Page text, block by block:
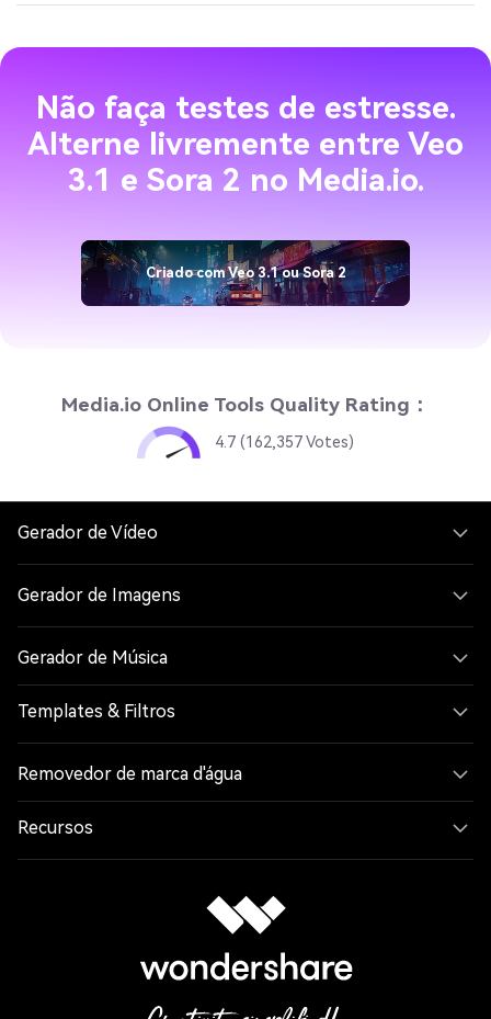
Não faça testes de estresse.
Alterne livremente entre Veo
3.1 e Sora 2 no Media.io.
Criado com Veo 3.1 ou Sora 2
Media.io Online Tools Quality Rating：
4.7 (162,357 Votes)
Gerador de Vídeo
Gerador de Imagens
Gerador de Música
Templates & Filtros
Removedor de marca d'água
Recursos